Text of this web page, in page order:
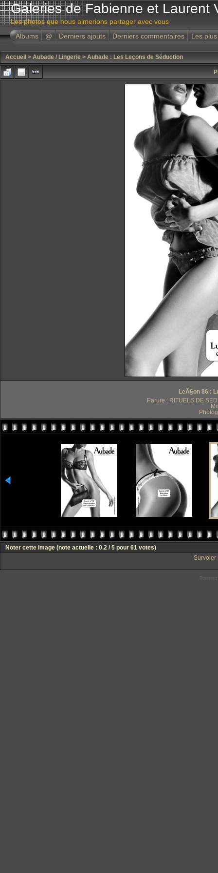
Galeries de Fabienne et Laurent
Les photos que nous aimerions partager avec vous
Albums
@ Derniers ajouts Derniers commentaires Les
Accueil > Aubade / Lingerie > Aubade : Les Leçons de Séduction
LeÃ§on 86 :
Parure : RITUELS DE
Noter cette image (note actuelle : 0.2 / 5 pour 61 votes)
Survoler